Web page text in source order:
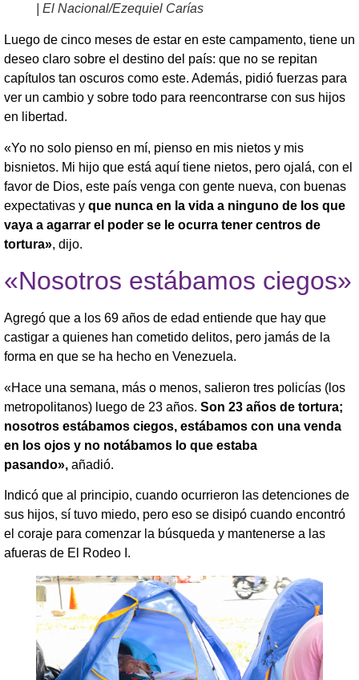
| El Nacional/Ezequiel Carías
Luego de cinco meses de estar en este campamento, tiene un
deseo claro sobre el destino del país: que no se repitan
capítulos tan oscuros como este. Además, pidió fuerzas para
ver un cambio y sobre todo para reencontrarse con sus hijos
en libertad.
«Yo no solo pienso en mí, pienso en mis nietos y mis
bisnietos. Mi hijo que está aquí tiene nietos, pero ojalá, con el
favor de Dios, este país venga con gente nueva, con buenas
expectativas y que nunca en la vida a ninguno de los que
vaya a agarrar el poder se le ocurra tener centros de
tortura», dijo.
«Nosotros estábamos ciegos»
Agregó que a los 69 años de edad entiende que hay que
castigar a quienes han cometido delitos, pero jamás de la
forma en que se ha hecho en Venezuela.
«Hace una semana, más o menos, salieron tres policías (los
metropolitanos) luego de 23 años. Son 23 años de tortura;
nosotros estábamos ciegos, estábamos con una venda
en los ojos y no notábamos lo que estaba
pasando», añadió.
Indicó que al principio, cuando ocurrieron las detenciones de
sus hijos, sí tuvo miedo, pero eso se disipó cuando encontró
el coraje para comenzar la búsqueda y mantenerse a las
afueras de El Rodeo I.